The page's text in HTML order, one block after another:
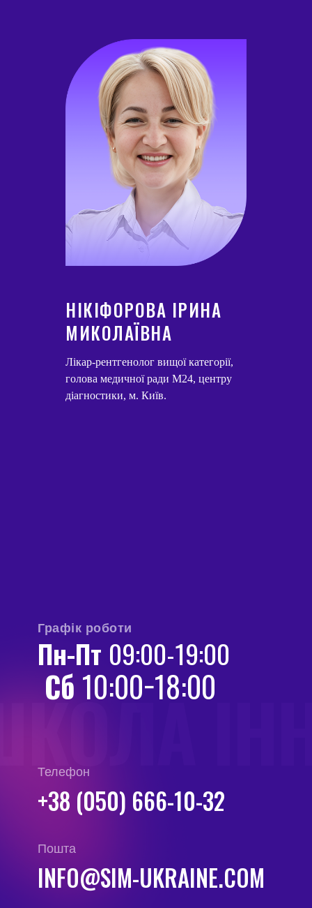
НІКІФОРОВА ІРИНА
МИКОЛАЇВНА
Лікар-рентгенолог вищої категорії,
голова медичної ради М24, центру
діагностики, м. Київ.
Телефон
+38 (050) 666-10-32
Пошта
INFO@SIM-UKRAINE.COM
Пн-Пт 09:00-19:00
Сб 10:00−18:00
Графік роботи